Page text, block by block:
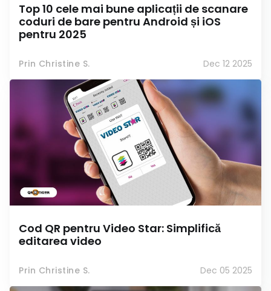
Top 10 cele mai bune aplicații de scanare
coduri de bare pentru Android și iOS
pentru 2025
Prin Christine S. Dec 12 2025
Cod QR pentru Video Star: Simplifică
editarea video
Prin Christine S. Dec 05 2025